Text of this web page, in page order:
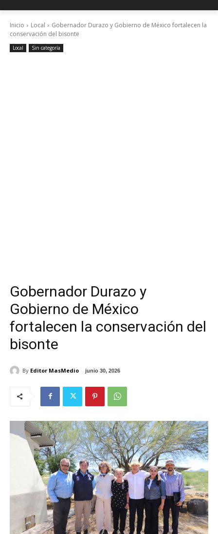
Inicio Local
Gobernador Durazo y Gobierno de México fortalecen la
conservación del bisonte
Local Sin categoría
Gobernador Durazo y
Gobierno de México
fortalecen la conservación del
bisonte
By Editor MasMedio junio 30, 2026